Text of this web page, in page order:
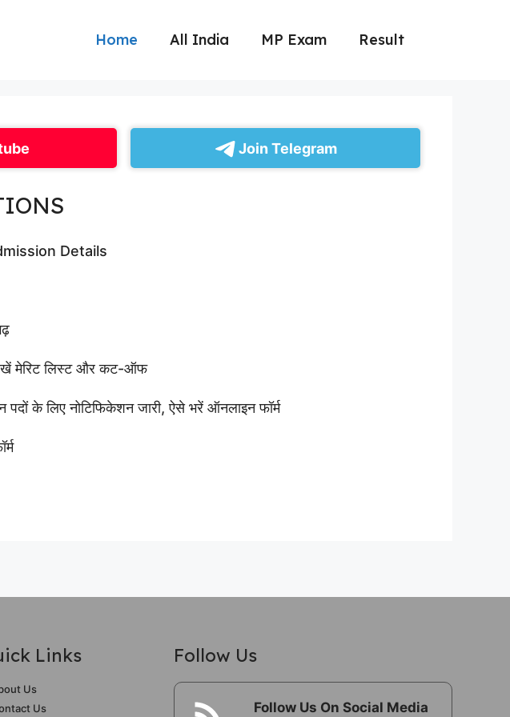
Home All India MP Exam Result
Join Telegram
Details
मेरिट लिस्ट और कट-ऑफ
लिए नोटिफिकेशन जारी, ऐसे भरें ऑनलाइन फॉर्म
Links
Us
Us
Follow Us
Follow Us On Social Media